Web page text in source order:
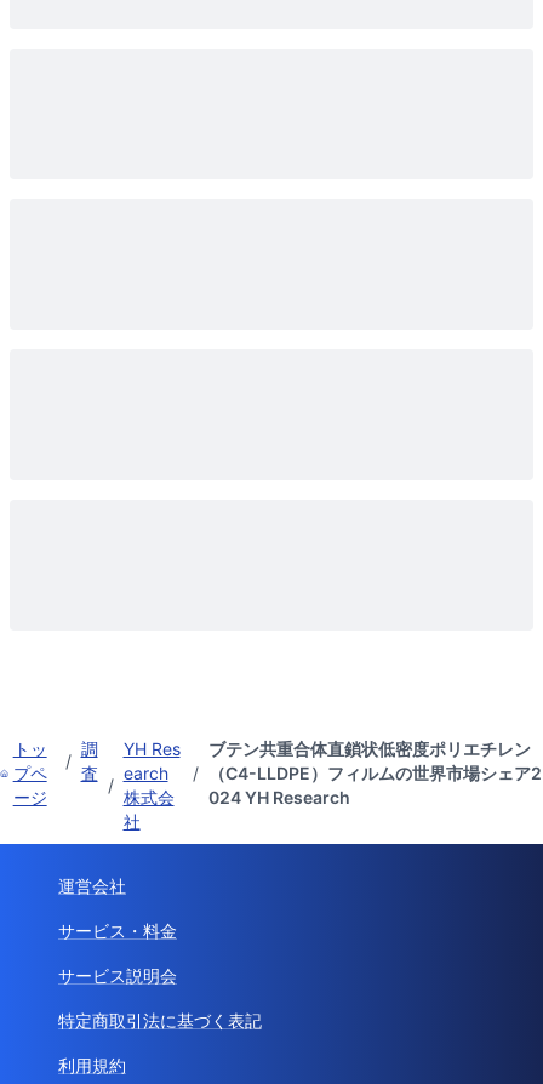
トッ
プペ
ージ
/
調
査
/
YH Res
earch
株式会
社
/
ブテン共重合体直鎖状低密度ポリエチレン
（C4-LLDPE）フィルムの世界市場シェア2
024 YH Research
運営会社
サービス・料金
サービス説明会
特定商取引法に基づく表記
利用規約